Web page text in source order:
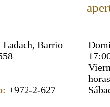
Ladach, Barrio
+972-2-627
horas